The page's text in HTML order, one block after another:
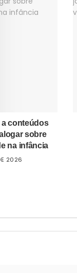
a conteúdos
sobre
na infância
2026